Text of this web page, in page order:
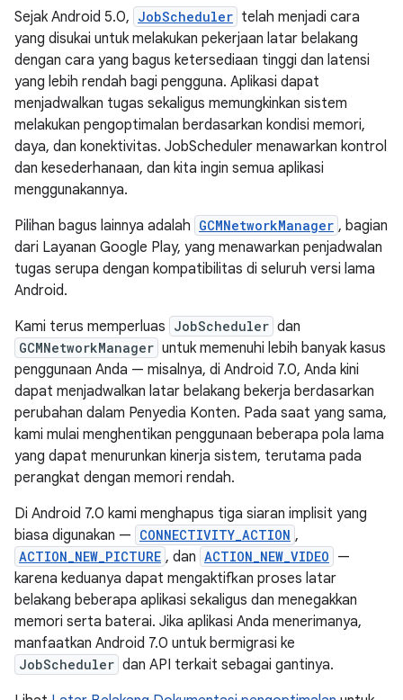
Sejak Android 5.0, JobScheduler telah menjadi cara
yang disukai untuk melakukan pekerjaan latar belakang
dengan cara yang bagus ketersediaan tinggi dan latensi
yang lebih rendah bagi pengguna. Aplikasi dapat
menjadwalkan tugas sekaligus memungkinkan sistem
melakukan pengoptimalan berdasarkan kondisi memori,
daya, dan konektivitas. JobScheduler menawarkan kontrol
dan kesederhanaan, dan kita ingin semua aplikasi
menggunakannya.
Pilihan bagus lainnya adalah GCMNetworkManager , bagian
dari Layanan Google Play, yang menawarkan penjadwalan
tugas serupa dengan kompatibilitas di seluruh versi lama
Android.
Kami terus memperluas JobScheduler dan
GCMNetworkManager untuk memenuhi lebih banyak kasus
penggunaan Anda — misalnya, di Android 7.0, Anda kini
dapat menjadwalkan latar belakang bekerja berdasarkan
perubahan dalam Penyedia Konten. Pada saat yang sama,
kami mulai menghentikan penggunaan beberapa pola lama
yang dapat menurunkan kinerja sistem, terutama pada
perangkat dengan memori rendah.
Di Android 7.0 kami menghapus tiga siaran implisit yang
biasa digunakan — CONNECTIVITY_ACTION ,
ACTION_NEW_PICTURE , dan ACTION_NEW_VIDEO —
karena keduanya dapat mengaktifkan proses latar
belakang beberapa aplikasi sekaligus dan menegakkan
memori serta baterai. Jika aplikasi Anda menerimanya,
manfaatkan Android 7.0 untuk bermigrasi ke
JobScheduler dan API terkait sebagai gantinya.